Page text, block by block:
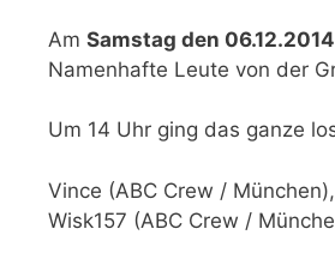
Am Samstag den 06.12.2014
Namenhafte Leute von der
Um 14 Uhr ging das ganze
Vince (ABC Crew /
Wisk157 (ABC Crew /